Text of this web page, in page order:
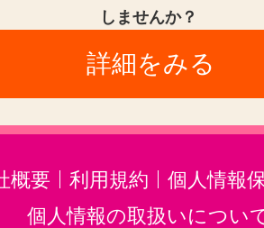
しませんか？
詳細をみる
概要 利用規約
個人情報
個人情報の取扱いについ